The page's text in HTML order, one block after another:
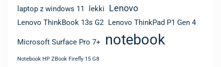
laptop z windows 11
lekki Lenovo
Lenovo ThinkBook 13s G2 Lenovo ThinkPad P1 Gen 4
Microsoft Surface Pro 7+ notebook
Notebook HP ZBook Firefly 15 G8